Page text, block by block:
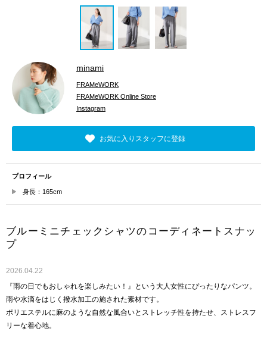
minami
FRAMeWORK
FRAMeWORK Online Store
Instagram
お気に入りスタッフに登録
プロフィール
身長：165cm
ブルーミニチェックシャツのコーディネートスナッ
プ
2026.04.22
『雨の日でもおしゃれを楽しみたい！』という大人女性にぴったりなパンツ。
雨や水滴をはじく撥水加工の施された素材です。
ポリエステルに麻のような自然な風合いとストレッチ性を持たせ、ストレスフ
リーな着心地。